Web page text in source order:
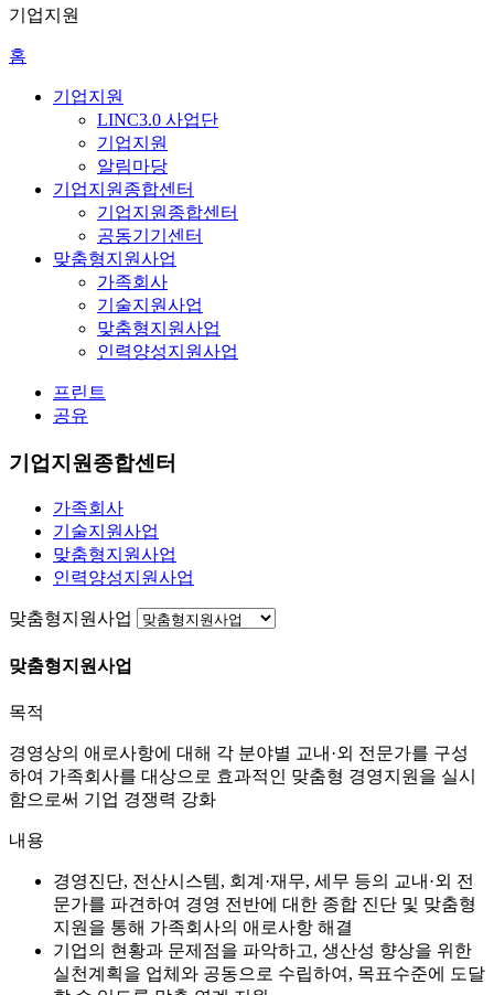
기업지원
홈
기업지원
LINC3.0 사업단
기업지원
알림마당
기업지원종합센터
기업지원종합센터
공동기기센터
맞춤형지원사업
가족회사
기술지원사업
맞춤형지원사업
인력양성지원사업
프린트
공유
기업지원종합센터
가족회사
기술지원사업
맞춤형지원사업
인력양성지원사업
맞춤형지원사업
맞춤형지원사업
목적
경영상의 애로사항에 대해 각 분야별 교내·외 전문가를 구성
하여 가족회사를 대상으로 효과적인 맞춤형 경영지원을 실시
함으로써 기업 경쟁력 강화
내용
경영진단, 전산시스템, 회계·재무, 세무 등의 교내·외 전
문가를 파견하여 경영 전반에 대한 종합 진단 및 맞춤형
지원을 통해 가족회사의 애로사항 해결
기업의 현황과 문제점을 파악하고, 생산성 향상을 위한
실천계획을 업체와 공동으로 수립하여, 목표수준에 도달